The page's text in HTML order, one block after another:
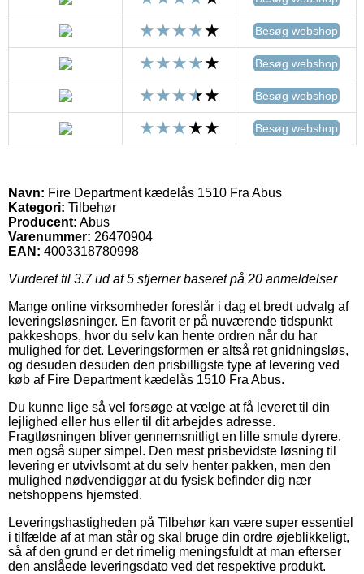
Besøg webshop
Besøg webshop
Besøg webshop
Besøg webshop
Navn: Fire Department kædelås 1510 Fra Abus
Kategori: Tilbehør
Producent: Abus
Varenummer: 26470904
EAN: 4003318780998
Vurderet til 3.7ud af 5 stjerner baseret på 20 anmeldelser
Mange online virksomheder foreslår i dag et bredt udvalg af
leveringsløsninger. En favorit er på nuværende tidspunkt
pakkeshops, hvor du selv kan hente ordren når du har
mulighed for det. Leveringsformen er altså ret gnidningsløs,
og desuden desuden den prisbilligste type af levering ved
køb af Fire Department kædelås 1510 Fra Abus.
Du kunne lige så vel forsøge at vælge at få leveret til din
lejlighed eller hus eller til dit arbejdes adresse.
Fragtløsningen bliver gennemsnitligt en lille smule dyrere,
men også super simpel. Den mest prisbevidste løsning til
levering er utvivlsomt at du selv henter pakken, men den
mulighed nødvendiggør at du fysisk befinder dig nær
netshoppens hjemsted.
Leveringshastigheden på Tilbehør kan være super essentiel
i tilfælde af at man står og skal bruge din ordre øjeblikkeligt,
så af den grund er det rimelig meningsfuldt at man efterser
den anslåede leveringsdato ved det respektive produkt.